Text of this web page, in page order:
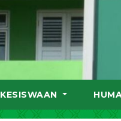
KESISWAAN